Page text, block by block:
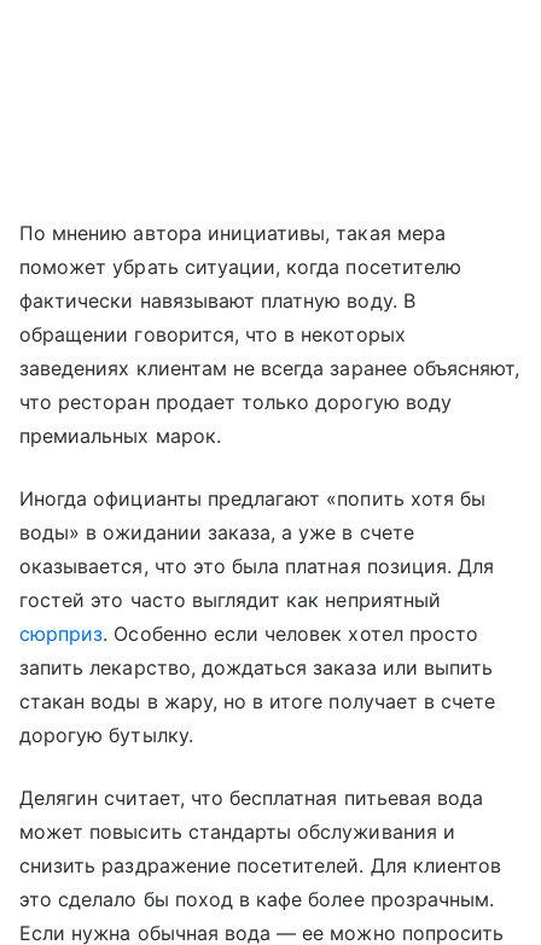
По мнению автора инициативы, такая мера
поможет убрать ситуации, когда посетителю
фактически навязывают платную воду. В
обращении говорится, что в некоторых
заведениях клиентам не всегда заранее объясняют,
что ресторан продает только дорогую воду
премиальных марок.
Иногда официанты предлагают «попить хотя бы
воды» в ожидании заказа, а уже в счете
оказывается, что это была платная позиция. Для
гостей это часто выглядит как неприятный
сюрприз. Особенно если человек хотел просто
запить лекарство, дождаться заказа или выпить
стакан воды в жару, но в итоге получает в счете
дорогую бутылку.
Делягин считает, что бесплатная питьевая вода
может повысить стандарты обслуживания и
снизить раздражение посетителей. Для клиентов
это сделало бы поход в кафе более прозрачным.
Если нужна обычная вода — ее можно попросить